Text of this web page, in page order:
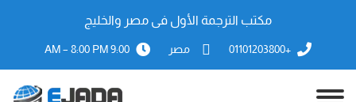
مكتب الترجمة الأول فى مصر والخليج
+01101203800 مصر 9:00 AM – 8:00 PM